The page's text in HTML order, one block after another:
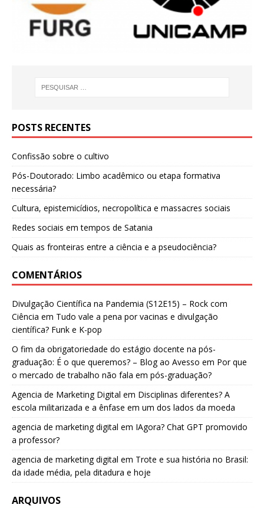
POSTS RECENTES
Confissão sobre o cultivo
Pós-Doutorado: Limbo acadêmico ou etapa formativa
necessária?
Cultura, epistemicídios, necropolítica e massacres sociais
Redes sociais em tempos de Satania
Quais as fronteiras entre a ciência e a pseudociência?
COMENTÁRIOS
Divulgação Científica na Pandemia (S12E15) – Rock com
Ciência em Tudo vale a pena por vacinas e divulgação
científica? Funk e K-pop
O fim da obrigatoriedade do estágio docente na pós-
graduação: É o que queremos? – Blog ao Avesso em Por que
o mercado de trabalho não fala em pós-graduação?
Agencia de Marketing Digital em Disciplinas diferentes? A
escola militarizada e a ênfase em um dos lados da moeda
agencia de marketing digital em IAgora? Chat GPT promovido
a professor?
agencia de marketing digital em Trote e sua história no Brasil:
da idade média, pela ditadura e hoje
ARQUIVOS